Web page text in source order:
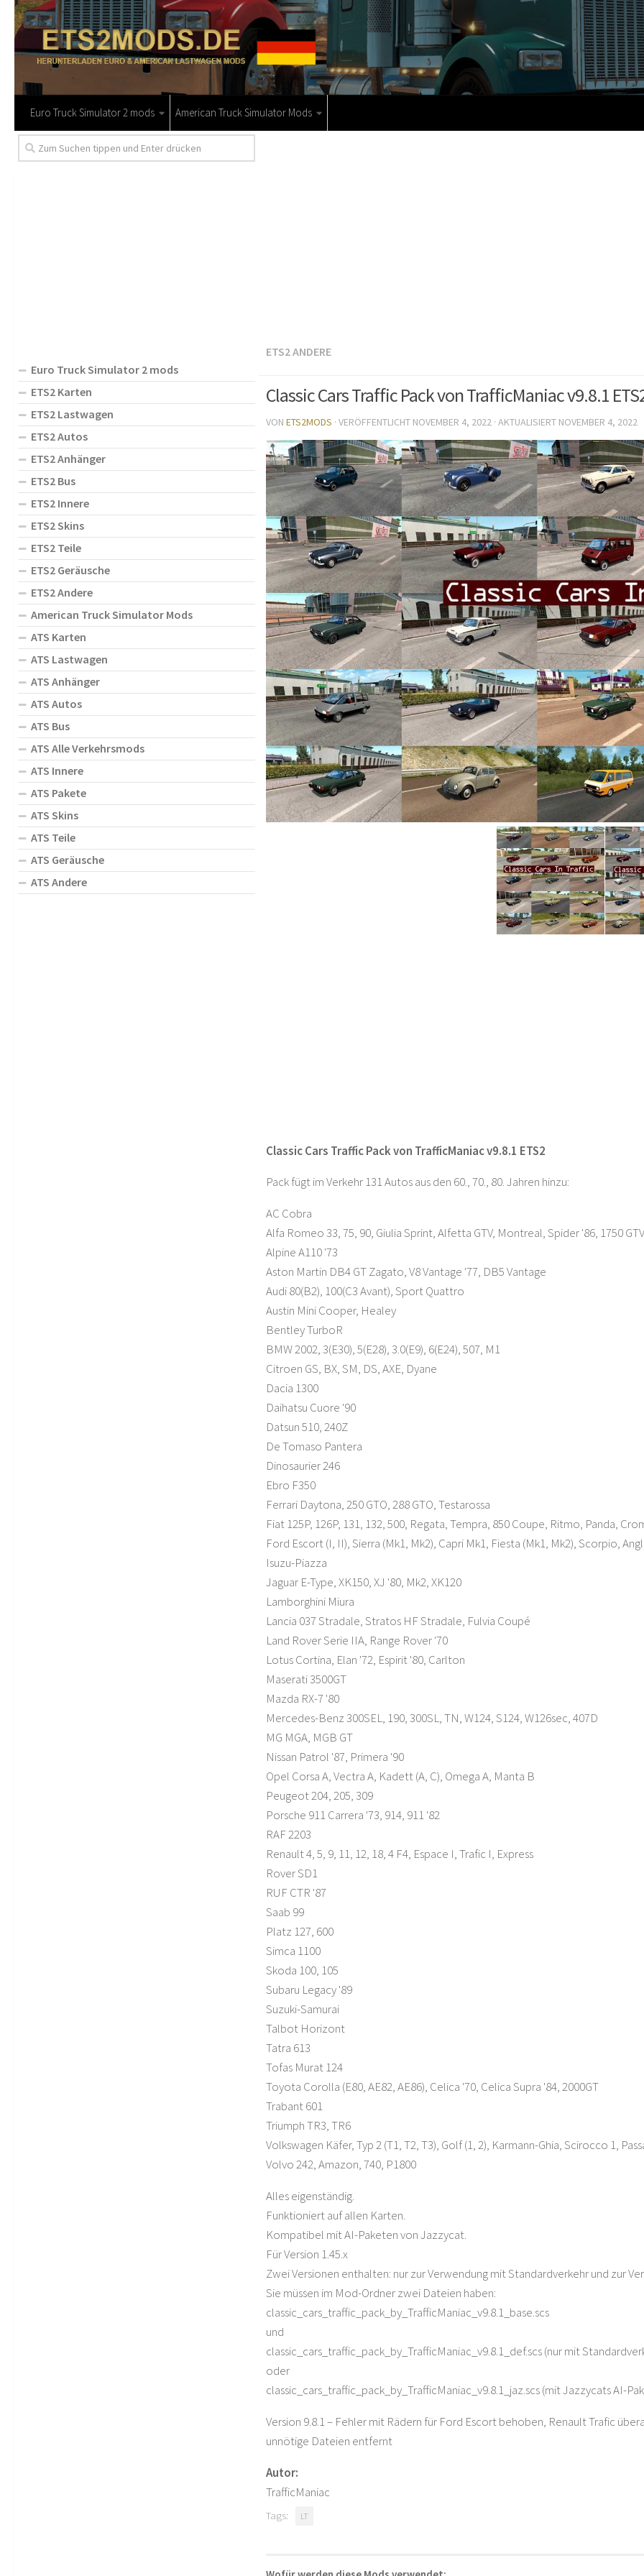
Euro Truck Simulator 2 mods American Truck Simulator Mods
ETS2 ANDERE
Classic Cars Traffic Pack von TrafficManiac v9.8.1
VON ETS2MODS · VERÖFFENTLICHT NOVEMBER 4, 2022 · AKTUALISIERT NOVEMBER 4, 2022
Classic Cars Traffic Pack von TrafficManiac v9.8.1 ETS2
Pack fügt im Verkehr 131 Autos aus den 60., 70., 80. Jahren hinzu:
AC Cobra
Alfa Romeo 33, 75, 90, Giulia Sprint, Alfetta GTV, Montreal, Spider '86, 1750 GTV
Alpine A110 '73
Aston Martin DB4 GT Zagato, V8 Vantage '77, DB5 Vantage
Audi 80(B2), 100(C3 Avant), Sport Quattro
Austin Mini Cooper, Healey
Bentley TurboR
BMW 2002, 3(E30), 5(E28), 3.0(E9), 6(E24), 507, M1
Citroen GS, BX, SM, DS, AXE, Dyane
Dacia 1300
Daihatsu Cuore '90
Datsun 510, 240Z
De Tomaso Pantera
Dinosaurier 246
Ebro F350
Ferrari Daytona, 250 GTO, 288 GTO, Testarossa
Fiat 125P, 126P, 131, 132, 500, Regata, Tempra, 850 Coupe, Ritmo, Panda,
Ford Escort (I, II), Sierra (Mk1, Mk2), Capri Mk1, Fiesta (Mk1, Mk2), Scorpio,
Isuzu-Piazza
Jaguar E-Type, XK150, XJ '80, Mk2, XK120
Lamborghini Miura
Lancia 037 Stradale, Stratos HF Stradale, Fulvia Coupé
Land Rover Serie IIA, Range Rover '70
Lotus Cortina, Elan '72, Espirit '80, Carlton
Maserati 3500GT
Mazda RX-7 '80
Mercedes-Benz 300SEL, 190, 300SL, TN, W124, S124, W126sec, 407D
MG MGA, MGB GT
Nissan Patrol '87, Primera '90
Opel Corsa A, Vectra A, Kadett (A, C), Omega A, Manta B
Peugeot 204, 205, 309
Porsche 911 Carrera '73, 914, 911 '82
RAF 2203
Renault 4, 5, 9, 11, 12, 18, 4 F4, Espace I, Trafic I, Express
Rover SD1
RUF CTR '87
Saab 99
Platz 127, 600
Simca 1100
Skoda 100, 105
Subaru Legacy '89
Suzuki-Samurai
Talbot Horizont
Tatra 613
Tofas Murat 124
Toyota Corolla (E80, AE82, AE86), Celica '70, Celica Supra '84, 2000GT
Trabant 601
Triumph TR3, TR6
Volkswagen Käfer, Typ 2 (T1, T2, T3), Golf (1, 2), Karmann-Ghia, Scirocco 1,
Volvo 242, Amazon, 740, P1800
Alles eigenständig.
Funktioniert auf allen Karten.
Kompatibel mit AI-Paketen von Jazzycat.
Für Version 1.45.x
Zwei Versionen enthalten: nur zur Verwendung mit Standardverkehr und zur
Sie müssen im Mod-Ordner zwei Dateien haben:
classic_cars_traffic_pack_by_TrafficManiac_v9.8.1_base.scs
und
classic_cars_traffic_pack_by_TrafficManiac_v9.8.1_def.scs (nur mit
oder
classic_cars_traffic_pack_by_TrafficManiac_v9.8.1_jaz.scs (mit Jazzycats AI-
Version 9.8.1 – Fehler mit Rädern für Ford Escort behoben, Renault Trafic
unnötige Dateien entfernt
Autor:
TrafficManiac
Tags: LT
Euro Truck Simulator 2 mods
ETS2 Karten
ETS2 Lastwagen
ETS2 Autos
ETS2 Anhänger
ETS2 Bus
ETS2 Innere
ETS2 Skins
ETS2 Teile
ETS2 Geräusche
ETS2 Andere
American Truck Simulator Mods
ATS Karten
ATS Lastwagen
ATS Anhänger
ATS Autos
ATS Bus
ATS Alle Verkehrsmods
ATS Innere
ATS Pakete
ATS Skins
ATS Teile
ATS Geräusche
ATS Andere